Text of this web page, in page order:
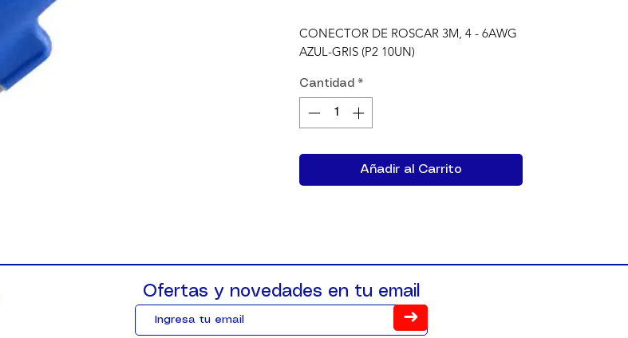
CONECTOR DE ROSCAR 3M, 4 - 6AWG
AZUL-GRIS (P2 10UN)
Cantidad *
Añadir al Carrito
Ofertas y novedades en tu email
➜